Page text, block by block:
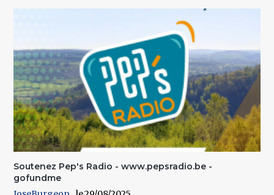
Soutenez Pep's Radio - www.pepsradio.be -
gofundme